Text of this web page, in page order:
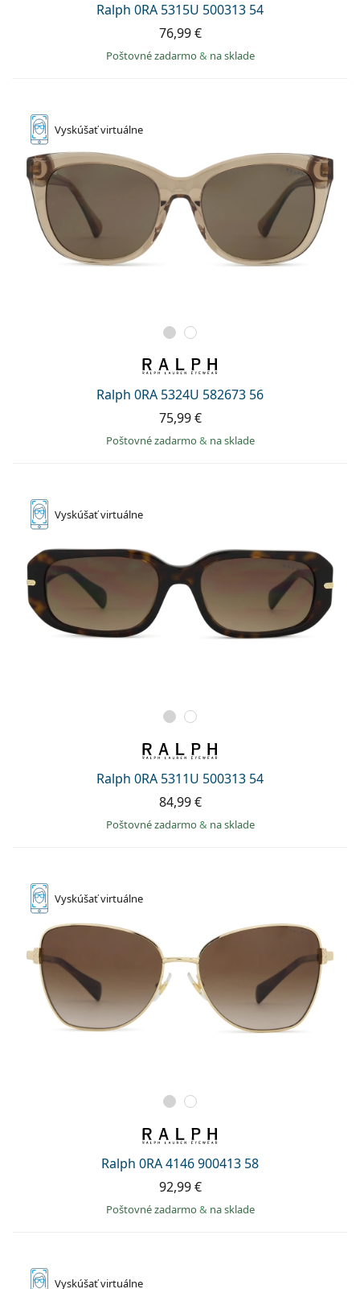
Ralph 0RA 5315U 500313 54
76,99 €
Poštovné zadarmo& na sklade
Vyskúšaťvirtuálne
Ralph 0RA 5324U 582673 56
75,99 €
Poštovné zadarmo& na sklade
Vyskúšaťvirtuálne
Ralph 0RA 5311U 500313 54
84,99 €
Poštovné zadarmo& na sklade
Vyskúšaťvirtuálne
Ralph 0RA 4146 900413 58
92,99 €
Poštovné zadarmo& na sklade
Vyskúšaťvirtuálne